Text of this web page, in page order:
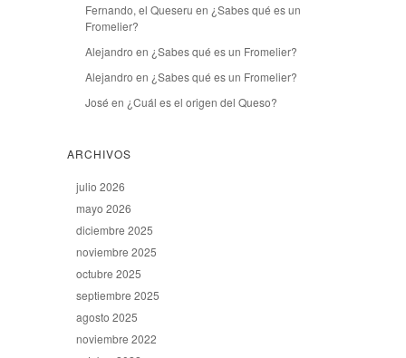
Fernando, el Queseru en ¿Sabes qué es un
Fromelier?
Alejandro en ¿Sabes qué es un Fromelier?
Alejandro en ¿Sabes qué es un Fromelier?
José en ¿Cuál es el origen del Queso?
ARCHIVOS
julio 2026
mayo 2026
diciembre 2025
noviembre 2025
octubre 2025
septiembre 2025
agosto 2025
noviembre 2022